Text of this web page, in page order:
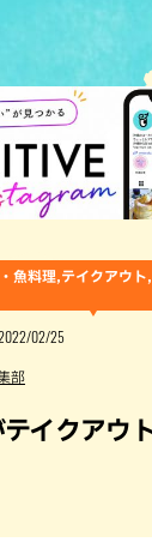
魚料理,テイクアウ
02/25
部
イクアウ